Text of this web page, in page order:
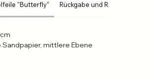
"Butterfly" Rückgabe und Rückerstattung
mittlere Ebene